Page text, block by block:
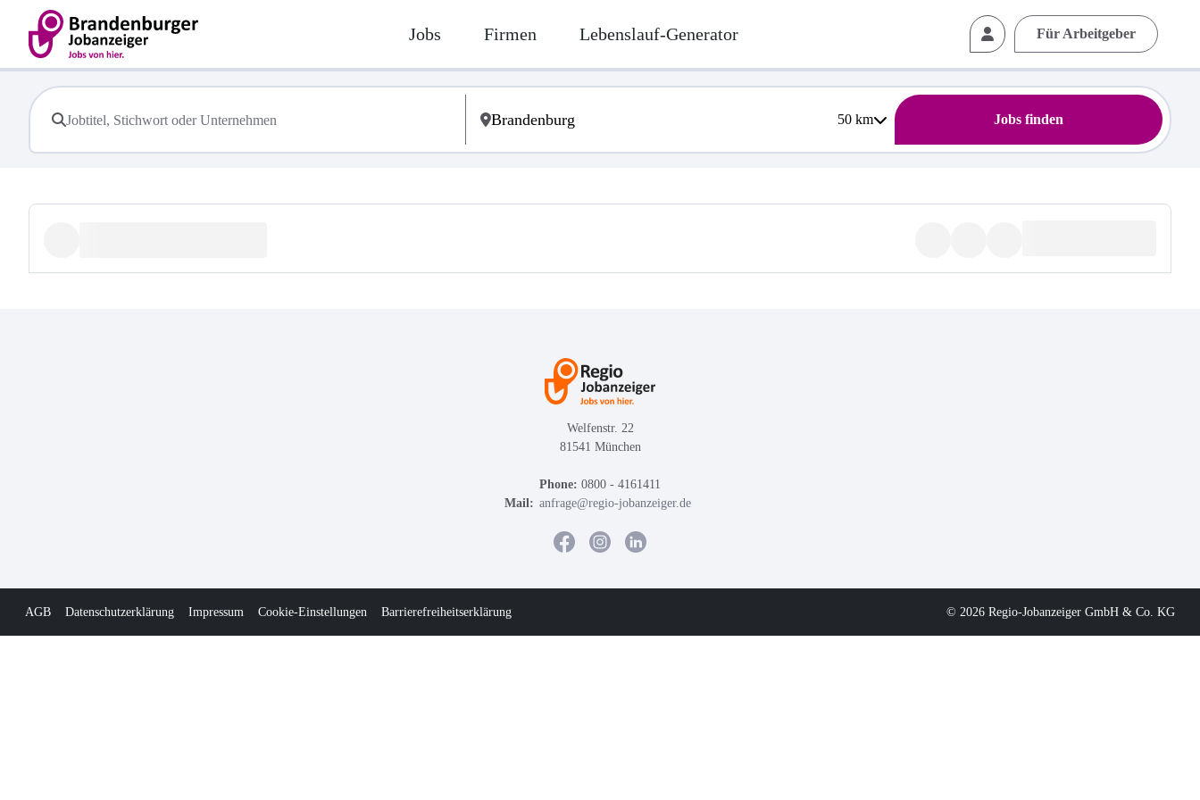
Jobs Firmen Lebenslauf-Generator Für Arbeitgeber
50km Jobs finden
Welfenstr. 22
81541 München
Phone: 0800 - 4161411
Mail: anfrage@regio-jobanzeiger.de
AGB Datenschutzerklärung Impressum Cookie-Einstellungen Barrierefreiheitserklärung © 2026 Regio-Jobanzeiger GmbH & Co. KG